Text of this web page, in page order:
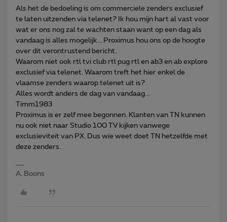
Als het de bedoeling is om commerciele zenders exclusief
te laten uitzenden via telenet? Ik hou mijn hart al vast voor
wat er ons nog zal te wachten staan want op een dag als
vandaag is alles mogelijk... Proximus hou ons op de hoogte
over dit verontrustend bericht.
Waarom niet ook rtl tvi club rtl pug rtl en ab3 en ab explore
exclusief via telenet. Waarom treft het hier enkel de
vlaamse zenders waarop telenet uit is?
Alles wordt anders de dag van vandaag...
Timm1983
Proximus is er zelf mee begonnen. Klanten van TN kunnen
nu ook niet naar Studio 100 TV kijken vanwege
exclusieviteit van PX. Dus wie weet doet TN hetzelfde met
deze zenders.
A. Boons